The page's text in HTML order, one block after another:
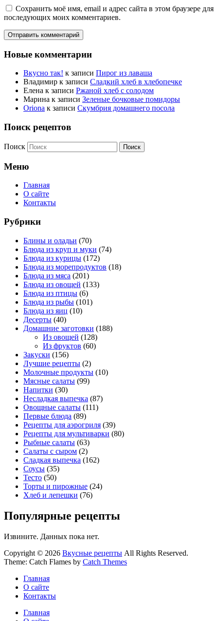
Сохранить моё имя, email и адрес сайта в этом браузере для
последующих моих комментариев.
Новые комментарии
Вкусно так! к записи Пирог из лаваша
Владимир к записи Сладкий хлеб в хлебопечке
Елена к записи Ржаной хлеб с солодом
Марина к записи Зеленые бочковые помидоры
Oriona к записи Скумбрия домашнего посола
Поиск рецептов
Поиск
Меню
Главная
О сайте
Контакты
Рубрики
Блины и оладьи (70)
Блюда из круп и муки (74)
Блюда из курицы (172)
Блюда из морепродуктов (18)
Блюда из мяса (201)
Блюда из овощей (133)
Блюда из птицы (6)
Блюда из рыбы (101)
Блюда из яиц (10)
Десерты (40)
Домашние заготовки (188)
Из овощей (128)
Из фруктов (60)
Закуски (156)
Лучшие рецепты (2)
Молочные продукты (10)
Мясные салаты (99)
Напитки (30)
Несладкая выпечка (87)
Овощные салаты (111)
Первые блюда (89)
Рецепты для аэрогриля (39)
Рецепты для мультиварки (80)
Рыбные салаты (63)
Салаты с сыром (2)
Сладкая выпечка (162)
Соусы (35)
Тесто (50)
Торты и пирожные (24)
Хлеб и лепешки (76)
Популярные рецепты
Извините. Данных пока нет.
Copyright © 2026 Вкусные рецепты All Rights Reserved.
Theme: Catch Flames by Catch Themes
Главная
О сайте
Контакты
Главная